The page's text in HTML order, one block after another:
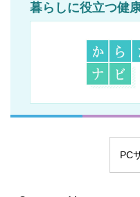
暮らしに役立つ健
PC